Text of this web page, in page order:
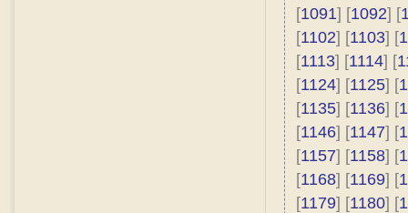
[1091] [1092] [
[1102] [1103] [
[1113] [1114] [
[1124] [1125] [
[1135] [1136] [
[1146] [1147] [
[1157] [1158] [
[1168] [1169] [
[1179] [1180] [